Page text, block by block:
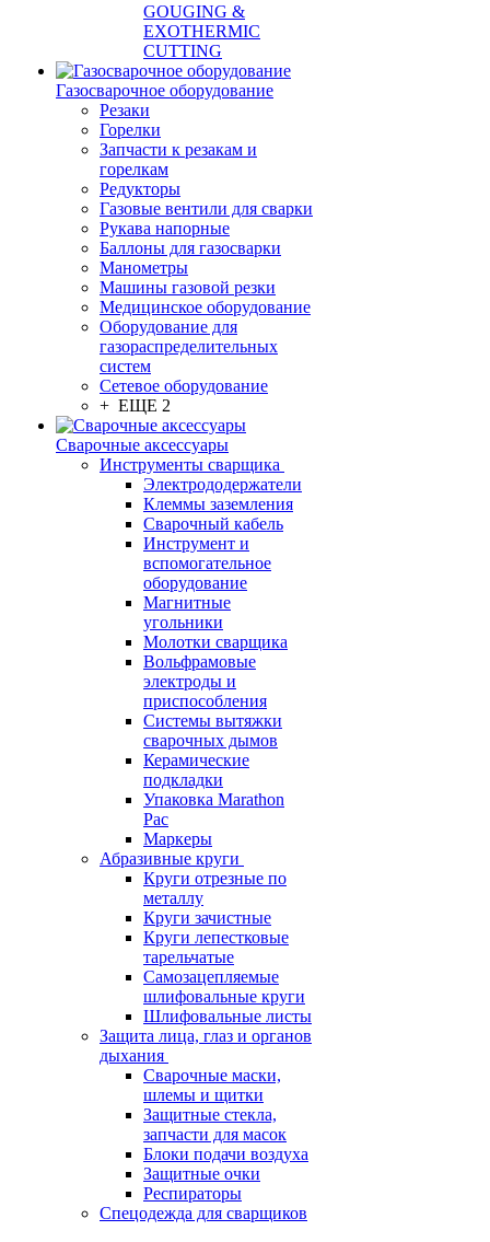
GOUGING &
EXOTHERMIC
CUTTING
Газосварочное оборудование
Резаки
Горелки
Запчасти к резакам и
горелкам
Редукторы
Газовые вентили для сварки
Рукава напорные
Баллоны для газосварки
Манометры
Машины газовой резки
Медицинское оборудование
Оборудование для
газораспределительных
систем
Сетевое оборудование
+ ЕЩЕ 2
Сварочные аксессуары
Инструменты сварщика
Электрододержатели
Клеммы заземления
Сварочный кабель
Инструмент и
вспомогательное
оборудование
Магнитные
угольники
Молотки сварщика
Вольфрамовые
электроды и
приспособления
Системы вытяжки
сварочных дымов
Керамические
подкладки
Упаковка Marathon
Pac
Маркеры
Абразивные круги
Круги отрезные по
металлу
Круги зачистные
Круги лепестковые
тарельчатые
Самозацепляемые
шлифовальные круги
Шлифовальные листы
Защита лица, глаз и органов
дыхания
Сварочные маски,
шлемы и щитки
Защитные стекла,
запчасти для масок
Блоки подачи воздуха
Защитные очки
Респираторы
Спецодежда для сварщиков